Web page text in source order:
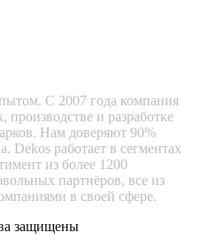
С 2007 года компания
производстве и разработке
Нам доверяют 90%
Dekos работает в сегментах
из более 1200
партнёров, все из
в своей сфере.
защищены